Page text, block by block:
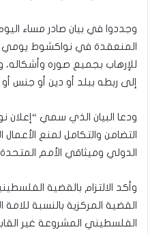
للإرهاب بجميع صوره وأشكاله،
إلى ربطه ببلد أو دين أو جنس
ودعا البيان الذي سمي “إعلان
التضامن والتكامل لمنع الأعمال
الدولي وميثاقي الأمم
وأكد الالتزام بالقضية
القضية المركزية بالنسبة
الفلسطيني المشروعة غير